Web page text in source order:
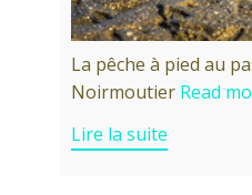
La pêche à pied au
Noirmoutier Read
Lire la suite